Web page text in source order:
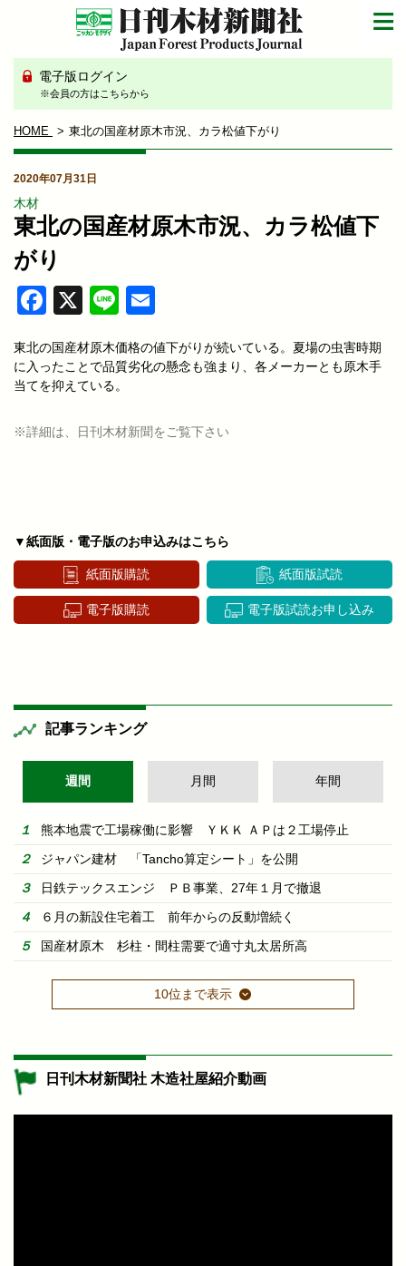
電子版ログイン
※会員の方はこちらから
HOME 東北の国産材原木市況、カラ松値下がり
2020年07月31日
木材
東北の国産材原木市況、カラ松値下
がり
Facebook
X Line
東北の国産材原木価格の値下がりが続いている。夏場の虫害時期
に入ったことで品質劣化の懸念も強まり、各メーカーとも原木手
当てを抑えている。
※詳細は、日刊木材新聞をご覧下さい
▼紙面版・電子版のお申込みはこちら
紙面版購読 紙面版試読
電子版購読 電子版試読お申し込み
記事ランキング
週間 月間 年間
熊本地震で工場稼働に影響 ＹＫＫ ＡＰは２工場停止
ジャパン建材 「Tancho算定シート」を公開
日鉄テックスエンジ ＰＢ事業、27年１月で撤退
６月の新設住宅着工 前年からの反動増続く
国産材原木 杉柱・間柱需要で適寸丸太居所高
10位まで表示
日刊木材新聞社 木造社屋紹介動画